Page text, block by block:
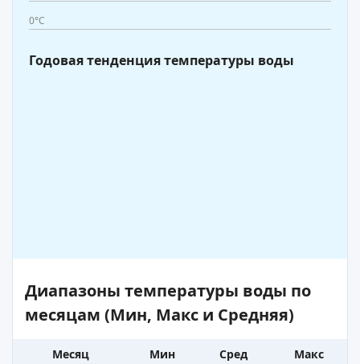
0°C
Годовая тенденция температуры воды
Диапазоны температуры воды по
месяцам (Мин, Макс и Средняя)
Месяц Мин Сред
Макс